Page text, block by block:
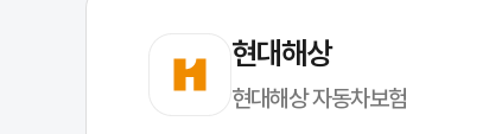
현대해상
현대해상 자동차보험